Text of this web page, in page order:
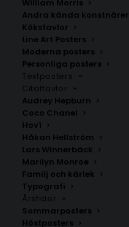
William Morris
Andra kända konstnärer
Kökstavlor
Line Art Posters
Moderna posters
Personliga posters
Textposters
Citattavlor
Audrey Hepburn
Coco Chanel
Hov1
Håkan Hellström
Lars Winnerbäck
Marilyn Monroe
Familj och kärlek
Typografi
Årstider
Sommarposters
Höstposters
White Botanical Relief
Fr.99.00kr